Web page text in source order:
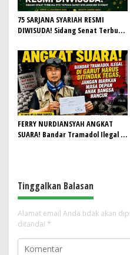
75 SARJANA SYARIAH RESMI
DIWISUDA! Sidang Senat Terbuka
Khidmat, Siapkan Lulusan
Berdaya Saing dan Berintegritas
FERRY NURDIANSYAH ANGKAT
SUARA! Bandar Tramadol Ilegal di
Tinggalkan Balasan
Alamat email Anda tidak akan
ditandai *